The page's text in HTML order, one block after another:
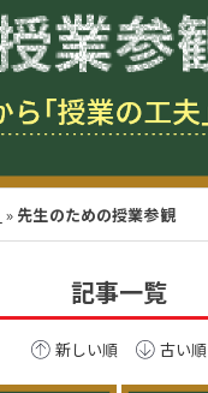
» 先生のための授業参観
記事一覧
新しい順 古い順